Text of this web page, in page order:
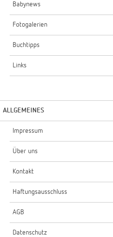
Babynews
Fotogalerien
Buchtipps
Links
ALLGEMEINES
Impressum
Über uns
Kontakt
Haftungsausschluss
AGB
Datenschutz